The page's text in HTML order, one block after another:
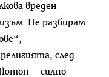
вреден
Не разбирам
след
– силно